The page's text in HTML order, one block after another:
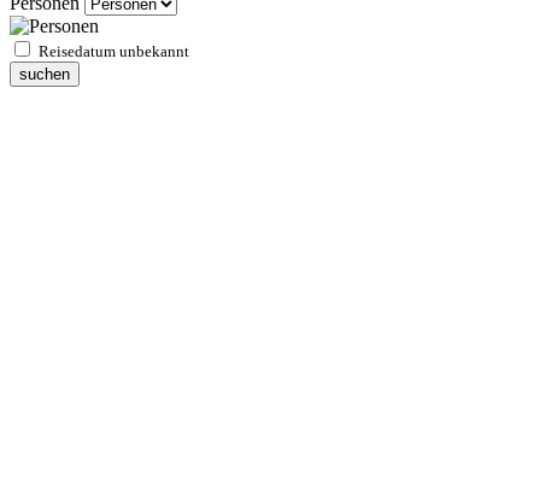
Reisedatum unbekannt
suchen